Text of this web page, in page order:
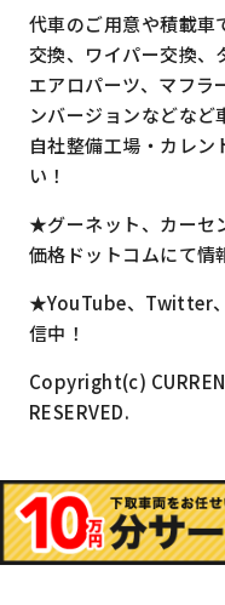
代車のご用意や積載車
交換、ワイパー交換、
エアロパーツ、マフラ
ンバージョンなどなど
自社整備工場・カレン
い！
★グーネット、カーセ
価格ドットコムにて情
★YouTube、Twitter
信中！
Copyright(c)
RESERVED.